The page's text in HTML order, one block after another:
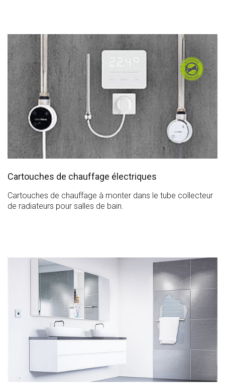
Cartouches de chauffage électriques
Cartouches de chauffage à monter dans le tube collecteur
de radiateurs pour salles de bain.